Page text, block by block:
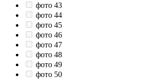
фото 43
фото 44
фото 45
фото 46
фото 47
фото 48
фото 49
фото 50